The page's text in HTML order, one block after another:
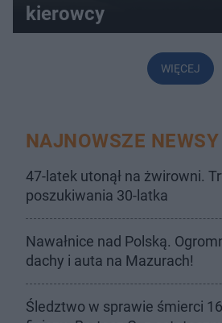
kierowcy
WIĘCEJ
NAJNOWSZE NEWSY
47-latek utonął na żwirowni.
poszukiwania 30-latka
Nawałnice nad Polską.
dachy i auta na Mazurach!
Śledztwo w sprawie śmierci